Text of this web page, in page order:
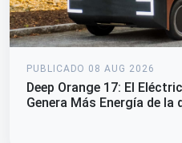
PUBLICADO 08 AUG 2026
Deep Orange 17: El
Genera Más Energía de la